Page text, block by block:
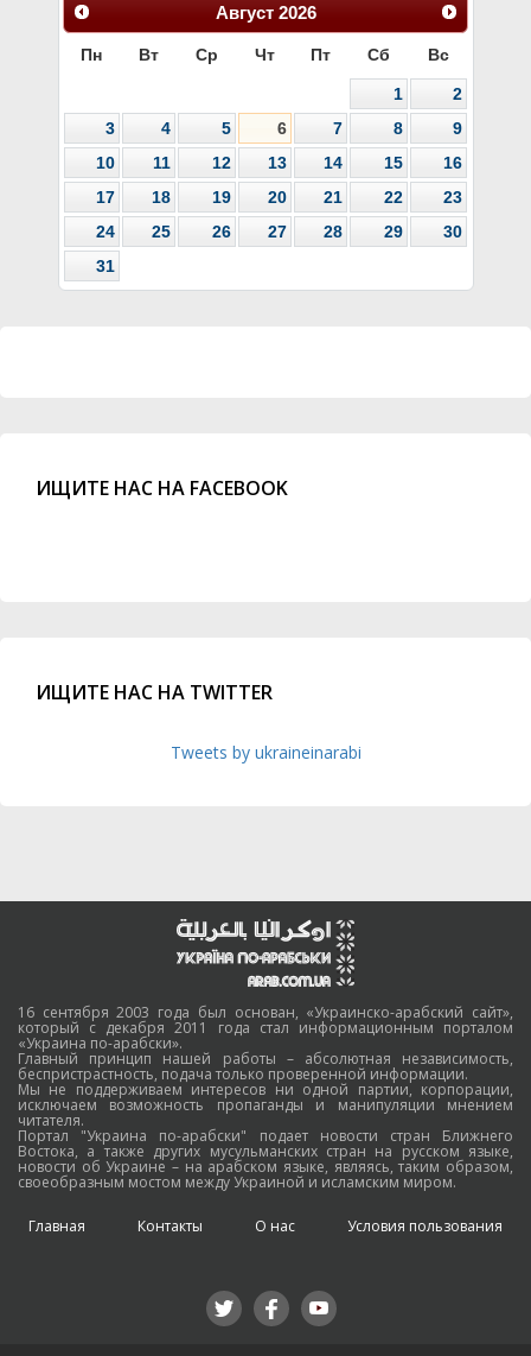
Август 2026
Пн Вт Ср Чт Пт Сб Вс
1
2
3
4 5 6 7 8
9
10
11 12 13 14 15
16
17
18 19 20 21 22
23
24
25 26 27 28 29
30
31
ИЩИТЕ НАС НА FACEBOOK
ИЩИТЕ НАС НА TWITTER
Tweets by ukraineinarabi
16 сентября 2003 года был основан, «Украинско-арабский сайт»,
который с декабря 2011 года стал информационным порталом
«Украина по-арабски».
Главный принцип нашей работы – абсолютная независимость,
беспристрастность, подача только проверенной информации.
Мы не поддерживаем интересов ни одной партии, корпорации,
исключаем возможность пропаганды и манипуляции мнением
читателя.
Портал "Украина по-арабски" подает новости стран Ближнего
Востока, а также других мусульманских стран на русском языке,
новости об Украине – на арабском языке, являясь, таким образом,
своеобразным мостом между Украиной и исламским миром.
Главная Контакты О нас Условия пользования